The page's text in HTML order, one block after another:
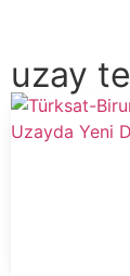
uzay